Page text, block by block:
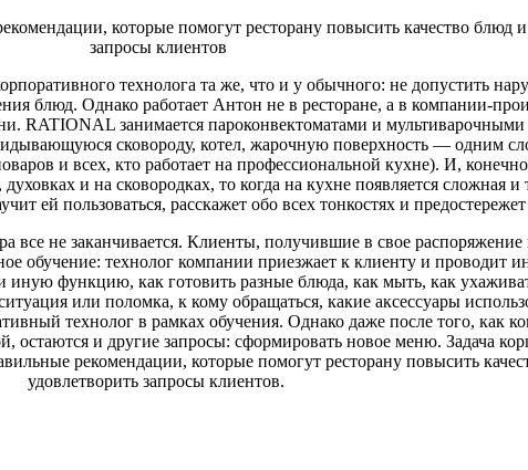
которые помогут ресторану повысить качество блюд
запросы клиентов
технолога та же, что и у обычного: не допустить
блюд. Однако работает Антон не в ресторане, а в компании-
RATIONAL занимается пароконвектоматами и мультиварочными
сковороду, котел, жарочную поверхность — одним
и всех, кто работает на профессиональной кухне). И,
и на сковородках, то когда на кухне появляется сложная и
ей пользоваться, расскажет обо всех тонкостях и
все не заканчивается. Клиенты, получившие в свое
обучение: технолог компании приезжает к клиенту и проводит
иную функцию, как готовить разные блюда, как мыть, как
или поломка, к кому обращаться, какие аксессуары
технолог в рамках обучения. Однако даже после того, как
остаются и другие запросы: сформировать новое меню. Задача
рекомендации, которые помогут ресторану повысить
удовлетворить запросы клиентов.